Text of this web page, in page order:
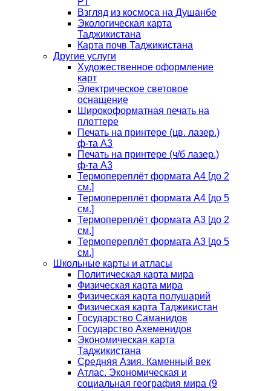
Взгляд из космоса на Душанбе
Экологическая карта
Таджикистана
Карта почв Таджикистана
Другие услуги
Художественное оформление
карт
Электрическое световое
оснащение
Широкоформатная печать на
плоттере
Печать на принтере (цв. лазер.)
ф-та А3
Печать на принтере (ч/б лазер.)
ф-та А3
Термопереплёт формата А4 [до 2
см.]
Термопереплёт формата А4 [до 5
см.]
Термопереплёт формата А3 [до 2
см.]
Термопереплёт формата А3 [до 5
см.]
Школьные карты и атласы
Политическая карта мира
Физическая карта мира
Физическая карта полушарий
Физическая карта Таджикистан
Государство Саманидов
Государство Ахеменидов
Экономическая карта
Таджикистана
Средняя Азия. Каменный век
Атлас. Экономическая и
социальная география мира (9